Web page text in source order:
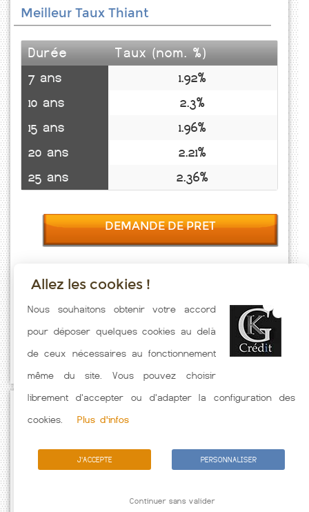
Meilleur Taux Thiant
Durée
Taux (nom. %)
7 ans
1.92%
10 ans
2.3%
15 ans
1.96%
20 ans
2.21%
25 ans
2.36%
DEMANDE DE PRET
Taux emprunt actualisés (Thiant) toutes les semaines. Taux Immobilier
pratiqués par nos partenaires bancaires. Meilleur Taux hors
assurance. Taux crédit immobilier indicatif fonction des
caractéristiques de l'emprunteur.
Allez les cookies !
Nous souhaitons obtenir votre accord
pour déposer quelques cookies au delà
de ceux nécessaires au fonctionnement
même du site. Vous pouvez choisir
librement d'accepter ou d'adapter la configuration des
cookies.
Plus d'infos
J'ACCEPTE PERSONNALISER
Continuer sans valider